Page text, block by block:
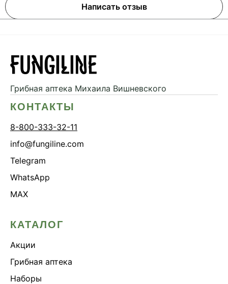
Написать отзыв
Грибная аптека Михаила Вишневского
КОНТАКТЫ
8-800-333-32-11
info@fungiline.com
Telegram
WhatsApp
MAX
КАТАЛОГ
Акции
Грибная аптека
Наборы